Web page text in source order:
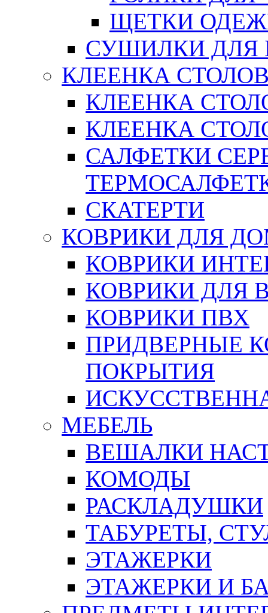
ЩЕТКИ
СУШИЛКИ ДЛЯ
КЛЕЕНКА
КЛЕЕНКА
КЛЕЕНКА
САЛФЕТКИ
СКАТЕРТИ
КОВРИКИ ДЛЯ
КОВРИКИ
КОВРИКИ ДЛЯ
КОВРИКИ ПВХ
ПРИДВЕРНЫЕ
ПОКРЫТИЯ
МЕБЕЛЬ
ВЕШАЛКИ
КОМОДЫ
РАСКЛАДУШКИ
ТАБУРЕТЫ,
ЭТАЖЕРКИ
ЭТАЖЕРКИ И